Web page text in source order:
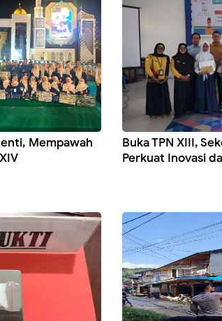
Mempawah
Buka TPN XIII,
Perkuat Inovasi